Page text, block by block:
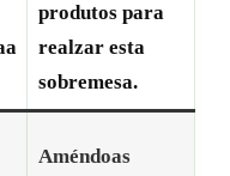
produtos para
realzar esta
sobremesa.
Améndoas